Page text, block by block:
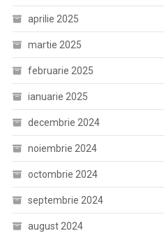
aprilie 2025
martie 2025
februarie 2025
ianuarie 2025
decembrie 2024
noiembrie 2024
octombrie 2024
septembrie 2024
august 2024